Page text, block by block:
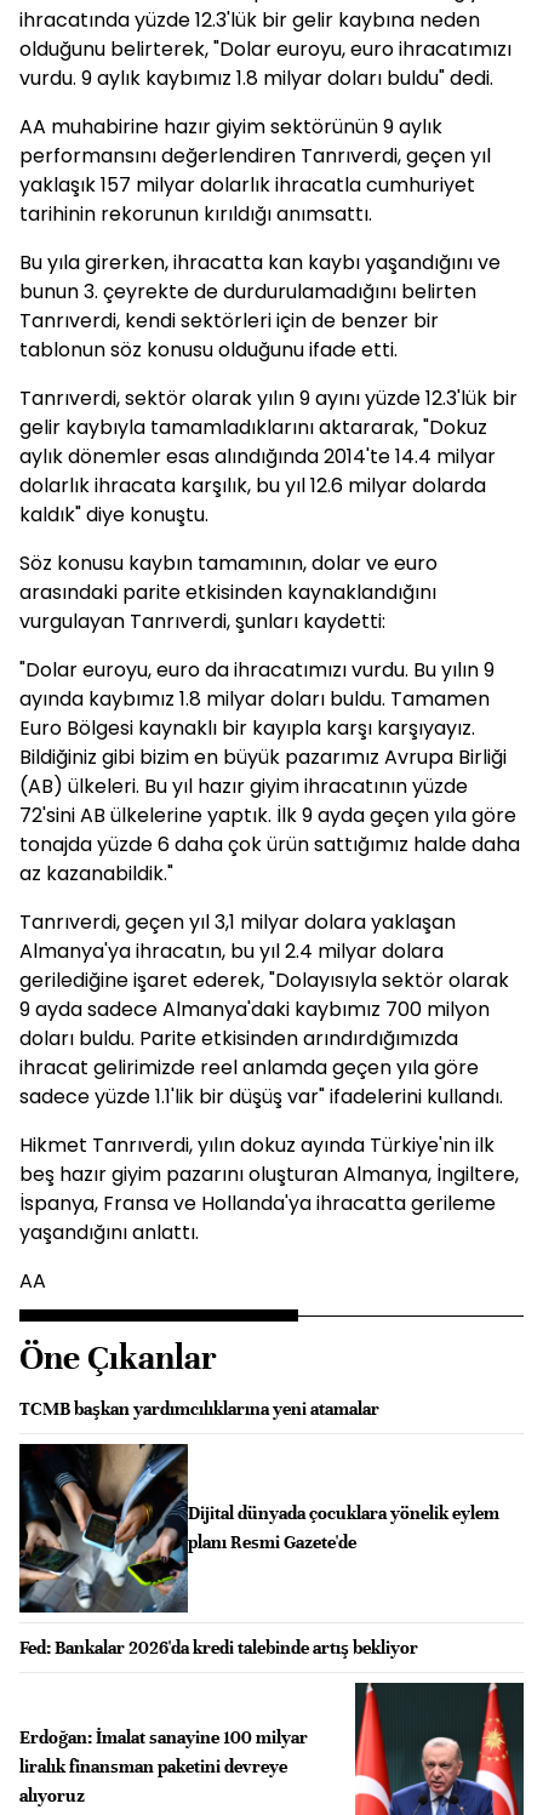
ihracatında yüzde 12.3'lük bir gelir kaybına neden
olduğunu belirterek, "Dolar euroyu, euro ihracatımızı
vurdu. 9 aylık kaybımız 1.8 milyar doları buldu" dedi.
AA muhabirine hazır giyim sektörünün 9 aylık
performansını değerlendiren Tanrıverdi, geçen yıl
yaklaşık 157 milyar dolarlık ihracatla cumhuriyet
tarihinin rekorunun kırıldığı anımsattı.
Bu yıla girerken, ihracatta kan kaybı yaşandığını ve
bunun 3. çeyrekte de durdurulamadığını belirten
Tanrıverdi, kendi sektörleri için de benzer bir
tablonun söz konusu olduğunu ifade etti.
Tanrıverdi, sektör olarak yılın 9 ayını yüzde 12.3'lük bir
gelir kaybıyla tamamladıklarını aktararak, "Dokuz
aylık dönemler esas alındığında 2014'te 14.4 milyar
dolarlık ihracata karşılık, bu yıl 12.6 milyar dolarda
kaldık" diye konuştu.
Söz konusu kaybın tamamının, dolar ve euro
arasındaki parite etkisinden kaynaklandığını
vurgulayan Tanrıverdi, şunları kaydetti:
"Dolar euroyu, euro da ihracatımızı vurdu. Bu yılın 9
ayında kaybımız 1.8 milyar doları buldu. Tamamen
Euro Bölgesi kaynaklı bir kayıpla karşı karşıyayız.
Bildiğiniz gibi bizim en büyük pazarımız Avrupa Birliği
(AB) ülkeleri. Bu yıl hazır giyim ihracatının yüzde
72'sini AB ülkelerine yaptık. İlk 9 ayda geçen yıla göre
tonajda yüzde 6 daha çok ürün sattığımız halde daha
az kazanabildik."
Tanrıverdi, geçen yıl 3,1 milyar dolara yaklaşan
Almanya'ya ihracatın, bu yıl 2.4 milyar dolara
gerilediğine işaret ederek, "Dolayısıyla sektör olarak
9 ayda sadece Almanya'daki kaybımız 700 milyon
doları buldu. Parite etkisinden arındırdığımızda
ihracat gelirimizde reel anlamda geçen yıla göre
sadece yüzde 1.1'lik bir düşüş var" ifadelerini kullandı.
Hikmet Tanrıverdi, yılın dokuz ayında Türkiye'nin ilk
beş hazır giyim pazarını oluşturan Almanya, İngiltere,
İspanya, Fransa ve Hollanda'ya ihracatta gerileme
yaşandığını anlattı.
AA
Öne Çıkanlar
TCMB başkan yardımcılıklarına yeni atamalar
Dijital dünyada çocuklara yönelik eylem
planı Resmi Gazete'de
Fed: Bankalar 2026'da kredi talebinde artış bekliyor
Erdoğan: İmalat sanayine 100 milyar
liralık finansman paketini devreye
alıyoruz